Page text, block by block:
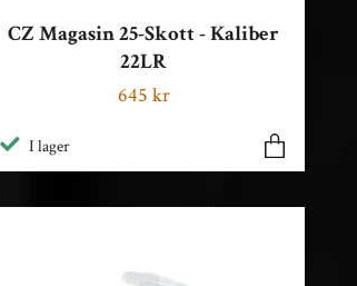
CZ Magasin 25-Skott - Kaliber
22LR
645 kr
I lager